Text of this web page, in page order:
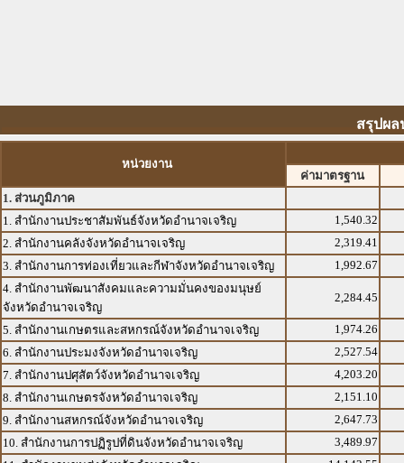
สรุปผล
หน่วยงาน
ค่ามาตรฐาน
1. ส่วนภูมิภาค
1. สำนักงานประชาสัมพันธ์จังหวัดอำนาจเจริญ
1,540.32
2. สำนักงานคลังจังหวัดอำนาจเจริญ
2,319.41
3. สำนักงานการท่องเที่ยวและกีฬาจังหวัดอำนาจเจริญ
1,992.67
4. สำนักงานพัฒนาสังคมและความมั่นคงของมนุษย์
จังหวัดอำนาจเจริญ
2,284.45
5. สำนักงานเกษตรและสหกรณ์จังหวัดอำนาจเจริญ
1,974.26
6. สำนักงานประมงจังหวัดอำนาจเจริญ
2,527.54
7. สำนักงานปศุสัตว์จังหวัดอำนาจเจริญ
4,203.20
8. สำนักงานเกษตรจังหวัดอำนาจเจริญ
2,151.10
9. สำนักงานสหกรณ์จังหวัดอำนาจเจริญ
2,647.73
10. สำนักงานการปฏิรูปที่ดินจังหวัดอำนาจเจริญ
3,489.97